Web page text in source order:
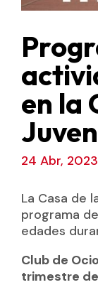
en la
24 Abr, 2023
La Casa de
programa
edades
Club de
trimestre